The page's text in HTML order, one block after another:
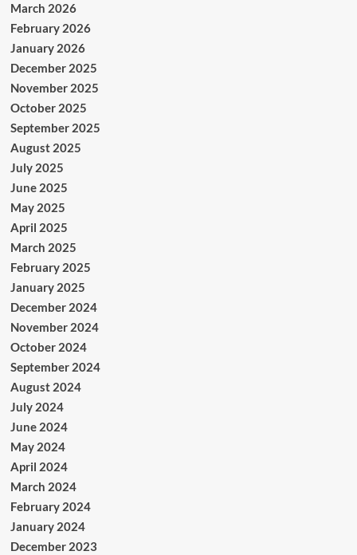
March 2026
February 2026
January 2026
December 2025
November 2025
October 2025
September 2025
August 2025
July 2025
June 2025
May 2025
April 2025
March 2025
February 2025
January 2025
December 2024
November 2024
October 2024
September 2024
August 2024
July 2024
June 2024
May 2024
April 2024
March 2024
February 2024
January 2024
December 2023